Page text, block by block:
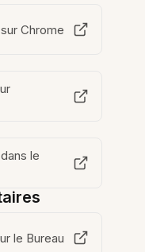
Chrome
le
le Bureau